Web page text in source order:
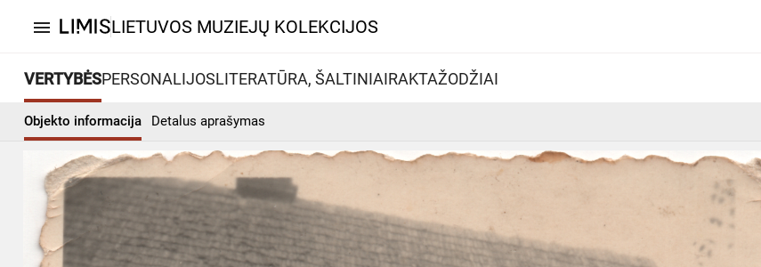
menu LIETUVOS MUZIEJŲ KOLEKCIJOS
VERTYBĖSPERSONALIJOSLITERATŪRA, ŠALTINIAIRAKTAŽODŽIAI
Objekto informacija Detalus aprašymas